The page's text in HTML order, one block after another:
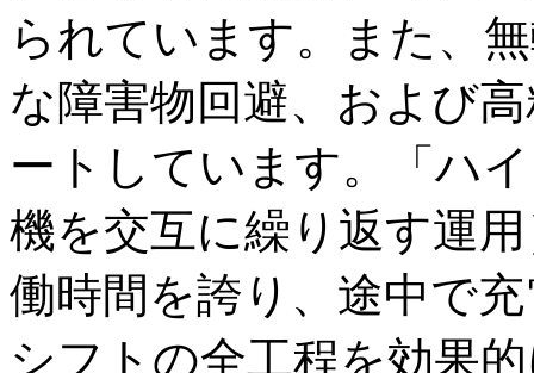
られています。また、
な障害物回避、および
ートしています。「ハ
機を交互に繰り返す運
働時間を誇り、途中で
シフトの全工程を効果